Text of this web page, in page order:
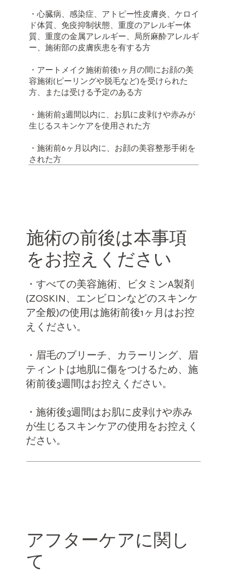
・心臓病、感染症、アトピー性皮膚炎、ケロイ
ド体質、免疫抑制状態、重度のアレルギー体
質、重度の金属アレルギー、局所麻酔アレルギ
ー、施術部の皮膚疾患を有する方
・アートメイク施術前後1ヶ月の間にお顔の美
容施術(ピーリングや脱毛など)を受けられた
方、または受ける予定のある方
・施術前3週間以内に、お肌に皮剥けや赤みが
生じるスキンケアを使用された方
・施術前6ヶ月以内に、お顔の美容整形手術を
された方
施術の前後は本事項
をお控えください
・すべての美容施術、ビタミンA製剤
(ZOSKIN、エンビロンなどのスキンケ
ア全般)の使用は施術前後1ヶ月はお控
えください。
・眉毛のブリーチ、カラーリング、眉
ティントは地肌に傷をつけるため、施
術前後3週間はお控えください。
・施術後3週間はお肌に皮剥けや赤み
が生じるスキンケアの使用をお控えく
ださい。
アフターケアに関し
て